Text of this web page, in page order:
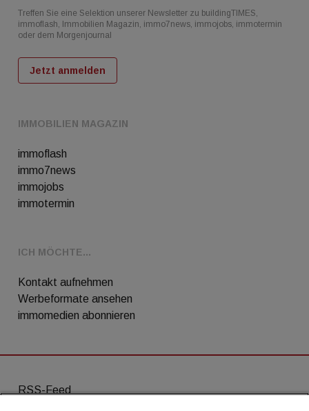
IMMOBILIEN MAGAZIN
immoflash
immo7news
immojobs
immotermin
ICH MÖCHTE...
Kontakt aufnehmen
Werbeformate ansehen
immomedien abonnieren
Treffen Sie eine Selektion unserer Newsletter zu buildingTIMES,
immoflash, Immobilien Magazin, immo7news, immojobs, immotermin
oder dem Morgenjournal
Jetzt anmelden
RSS-Feed